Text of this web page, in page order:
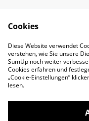
Cookies
Diese Website verwendet
verstehen, wie Sie unsere
SumUp noch weiter
Cookies erfahren und
„Cookie-Einstellungen”
lesen.